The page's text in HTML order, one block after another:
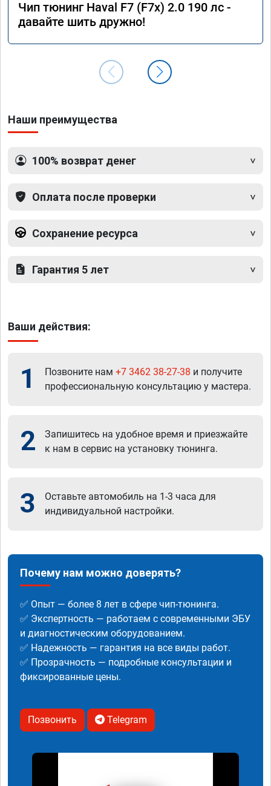
Чип тюнинг Haval F7 (F7x) 2.0 190 лс -
давайте шить дружно!
Наши преимущества
100% возврат денег
Оплата после проверки
Сохранение ресурса
Гарантия 5 лет
Ваши действия:
1 Позвоните нам +7 3462 38-27-38 и получите
профессиональную консультацию у мастера.
2
Запишитесь на удобное время и приезжайте
к нам в сервис на установку тюнинга.
3
Оставьте автомобиль на 1-3 часа для
индивидуальной настройки.
Почему нам можно доверять?
✅ Опыт — более 8 лет в сфере чип-тюнинга.
✅ Экспертность — работаем с современными ЭБУ
и диагностическим оборудованием.
✅ Надежность — гарантия на все виды работ.
✅ Прозрачность — подробные консультации и
фиксированные цены.
Позвонить Telegram